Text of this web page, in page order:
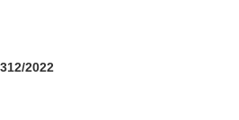
2022